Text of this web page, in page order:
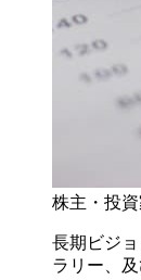
株主・投
長期ビジ
ラリー、